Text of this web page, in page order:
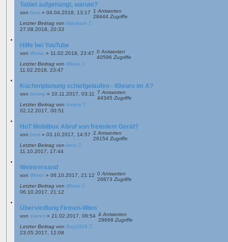
Tablet aufgehängt, warum?
von brus » 04.04.2018, 13:17 1 Antworten
28444 Zugriffe
Letzter Beitrag von blacksun
27.08.2018, 20:33
Hilfe bei YouTube
von Wowo » 11.02.2018, 23:47 0 Antworten
40596 Zugriffe
Letzter Beitrag von Wowo
11.02.2018, 23:47
Küchenplanung schiefgelaufen - 80euro im A?
von tommy » 10.11.2017, 03:11 7 Antworten
44345 Zugriffe
Letzter Beitrag von tommy
02.12.2017, 00:51
HoT Mobilbox Abruf von fremdem Gerät?
von brus » 03.10.2017, 14:57 2 Antworten
26154 Zugriffe
Letzter Beitrag von brus
11.10.2017, 17:44
Weinversand
von Wowo » 06.10.2017, 21:12 0 Antworten
26873 Zugriffe
Letzter Beitrag von Wowo
06.10.2017, 21:12
Übersiedlung Firmen-Wien
von svenni » 21.02.2017, 08:54 4 Antworten
29668 Zugriffe
Letzter Beitrag von Boy2006
23.05.2017, 12:08